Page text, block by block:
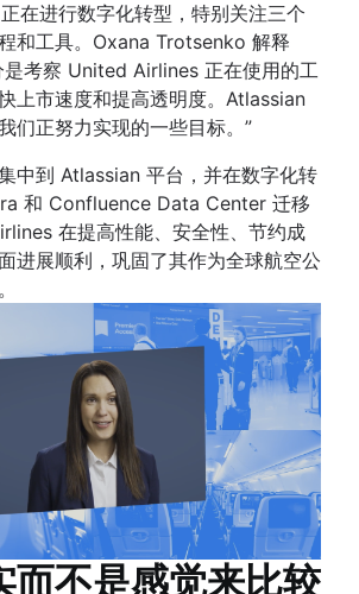
在进行数字化转型，特别关注三个
和工具。Oxana Trotsenko 解释
是考察 United Airlines 正在使用的工
上市速度和提高透明度。Atlassian
们正努力实现的一些目标。”
中到 Atlassian 平台，并在数字化转
和 Confluence Data Center 迁移
在提高性能、安全性、节约成
进展顺利，巩固了其作为全球航空公
而不是感觉来比较